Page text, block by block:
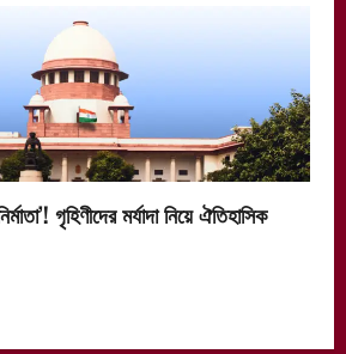
গৃহিণীদের মর্যাদা নিয়ে ঐতিহাসিক